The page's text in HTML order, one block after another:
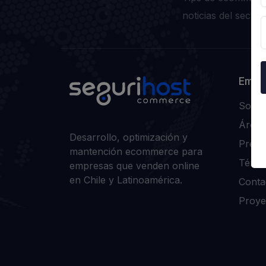
noticias del sector.
Desarrollo, optimización y
mantención ecommerce para
empresas que venden online
en Chile y Latinoamérica.
Área